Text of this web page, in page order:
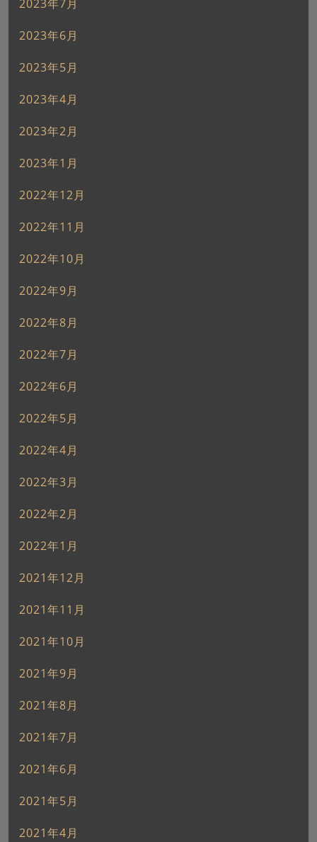
2023年7月
2023年6月
2023年5月
2023年4月
2023年2月
2023年1月
2022年12月
2022年11月
2022年10月
2022年9月
2022年8月
2022年7月
2022年6月
2022年5月
2022年4月
2022年3月
2022年2月
2022年1月
2021年12月
2021年11月
2021年10月
2021年9月
2021年8月
2021年7月
2021年6月
2021年5月
2021年4月